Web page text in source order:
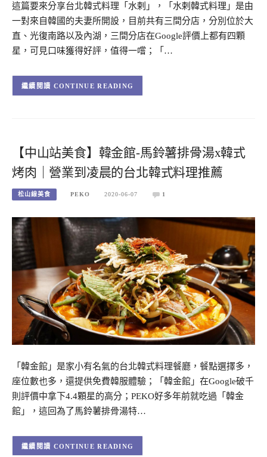
這篇要來分享台北韓式料理「水剌」，「水剌韓式料理」是由
一對來自韓國的夫妻所開設，目前共有三間分店，分別位於大
直、光復南路以及內湖，三間分店在Google評價上都有四顆
星，可見口味獲得好評，值得一嚐；「…
CONTINUE READING
【中山站美食】韓金館-馬鈴薯排骨湯x韓式
烤肉｜營業到凌晨的台北韓式料理推薦
松山線美食 PEKO 2020-06-07 1
「韓金館」是家小有名氣的台北韓式料理餐廳，餐點選擇多，
座位數也多，還提供免費韓服體驗；「韓金館」在Google破千
則評價中拿下4.4顆星的高分；PEKO好多年前就吃過「韓金
館」，這回為了馬鈴薯排骨湯特…
CONTINUE READING